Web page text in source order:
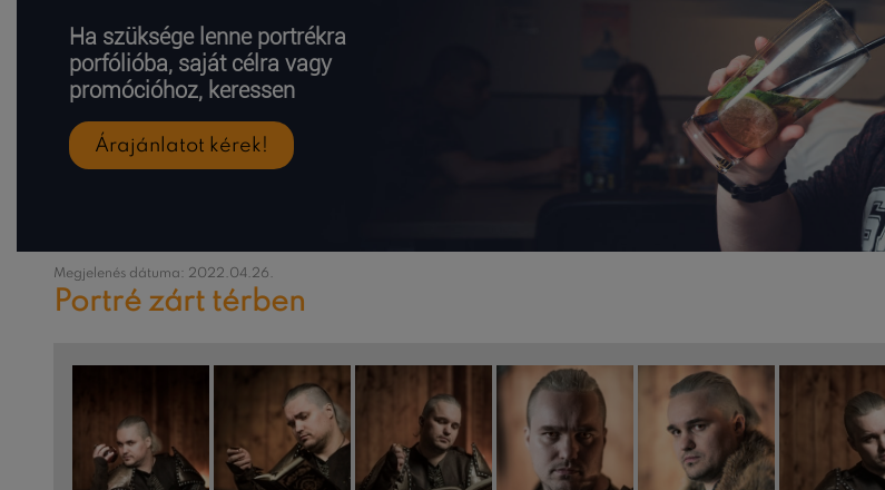
Ha szüksége lenne portrékra
porfólióba, saját célra vagy
promócióhoz, keressen
Árajánlatot kérek!
Megjelenés dátuma: 2022.04.26.
Portré zárt térben